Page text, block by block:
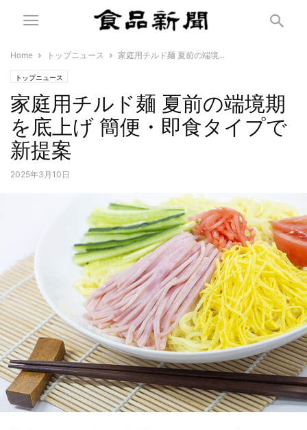
Home トップニュース 家庭用チルド麺 夏前の端境...
トップニュース
家庭用チルド麺 夏前の端境期
を底上げ 簡便・即食タイプで
新提案
2025年3月10日